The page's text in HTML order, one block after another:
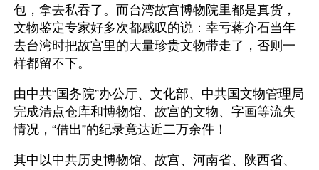
包，拿去私吞了。而台湾故宫博物院里都是真货，
文物鉴定专家好多次都感叹的说：幸亏蒋介石当年
去台湾时把故宫里的大量珍贵文物带走了，否则一
样都留不下。
由中共“国务院”办公厅、文化部、中共国文物管理局
完成清点仓库和博物馆、故宫的文物、字画等流失
情况，“借出”的纪录竟达近二万余件！
其中以中共历史博物馆、故宫、河南省、陕西省、